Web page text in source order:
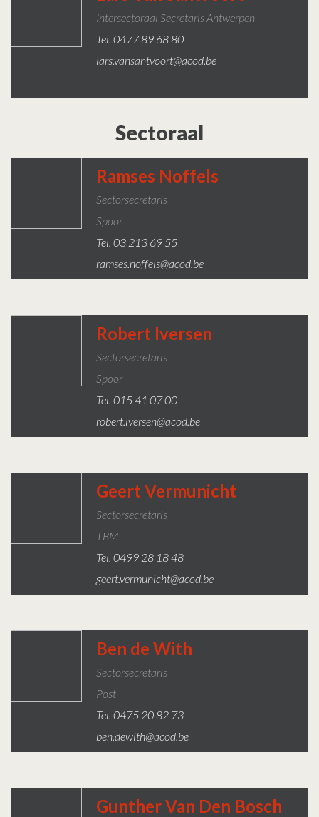
Intersectoraal Secretaris Antwerpen
Tel. 0477 89 68 80
lars.vansantvoort@acod.be
Sectoraal
Ramses Noffels
Sectorsecretaris
Spoor
Tel. 03 213 69 55
ramses.noffels@acod.be
Robert Iversen
Sectorsecretaris
Spoor
Tel. 015 41 07 00
robert.iversen@acod.be
Geert Vermunicht
Sectorsecretaris
TBM
Tel. 0499 28 18 48
geert.vermunicht@acod.be
Ben de With
Sectorsecretaris
Post
Tel. 0475 20 82 73
ben.dewith@acod.be
Gunther Van Den Bosch